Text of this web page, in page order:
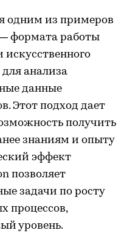
одним из примеров
формата работы
искусственного
анализа
данные
Этот подход дает
получить
знаниям и опыту
эффект
позволяет
задачи по росту
процессов,
уровень.